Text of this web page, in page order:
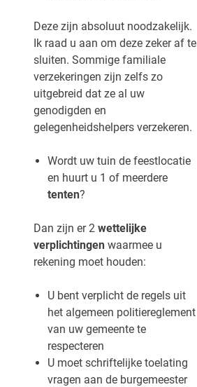
Deze zijn absoluut noodzakelijk.
Ik raad u aan om deze zeker af te
sluiten. Sommige familiale
verzekeringen zijn zelfs zo
uitgebreid dat ze al uw
genodigden en
gelegenheidshelpers verzekeren.
Wordt uw tuin de feestlocatie
en huurt u 1 of meerdere
tenten?
Dan zijn er 2 wettelijke
verplichtingenwaarmee u
rekening moet houden:
U bent verplicht de regels uit
het algemeen politiereglement
van uw gemeente te
respecteren
U moet schriftelijke toelating
vragen aan de burgemeester